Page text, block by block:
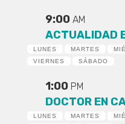
9:00 AM
ACTUALIDAD
LUNES MARTES
VIERNES
SÁBADO
1:00 PM
DOCTOR EN
LUNES MARTES